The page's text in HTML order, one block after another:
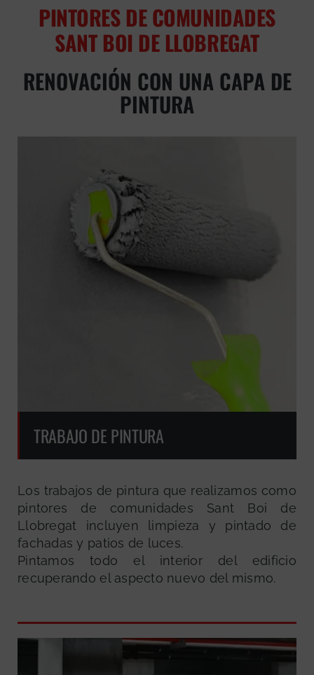
PINTORES DE COMUNIDADES
SANT BOI DE LLOBREGAT
RENOVACIÓN CON UNA CAPA DE
PINTURA
TRABAJO DE PINTURA
Los trabajos de pintura que realizamos como
pintores de comunidades Sant Boi de
Llobregat incluyen limpieza y pintado de
fachadas y patios de luces.
Pintamos todo el interior del edificio
recuperando el aspecto nuevo del mismo.